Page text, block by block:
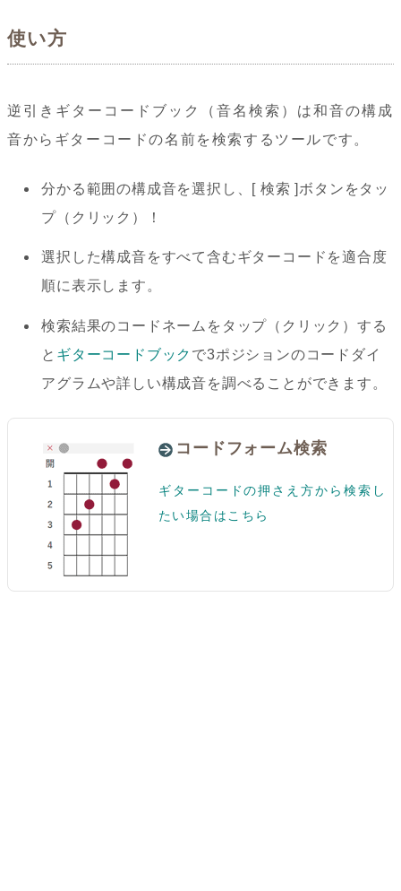
使い方
逆引きギターコードブック（音名検索）は和音の構成
音からギターコードの名前を検索するツールです。
分かる範囲の構成音を選択し、[ 検索 ]ボタンをタッ
プ（クリック）！
選択した構成音をすべて含むギターコードを適合度
順に表示します。
検索結果のコードネームをタップ（クリック）する
と ギターコードブック で3ポジションのコードダイ
アグラムや詳しい構成音を調べることができます。
コードフォーム検索
ギターコードの押さえ方から検索し
たい場合はこちら